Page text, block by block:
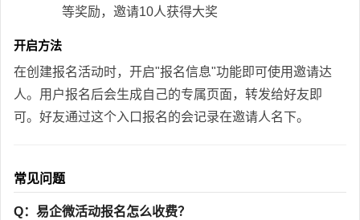
等奖励，邀请10人获得大奖
开启方法
在创建报名活动时，开启"报名信息"功能即可使用邀请达
人。用户报名后会生成自己的专属页面，转发给好友即
可。好友通过这个入口报名的会记录在邀请人名下。
常见问题
Q：易企微活动报名怎么收费？